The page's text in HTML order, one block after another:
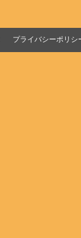
プライバシーポリシ